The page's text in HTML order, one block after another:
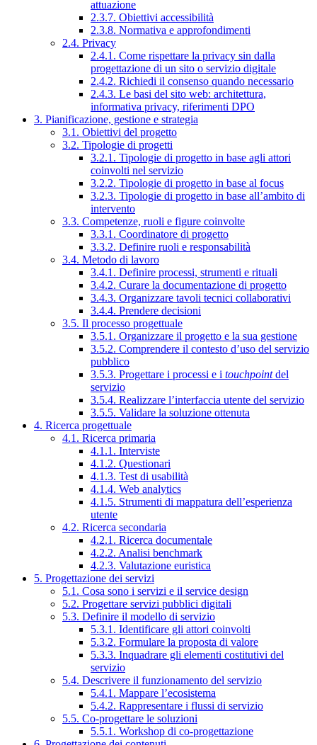
attuazione
2.3.7. Obiettivi accessibilità
2.3.8. Normativa e approfondimenti
2.4. Privacy
2.4.1. Come rispettare la privacy sin dalla
progettazione di un sito o servizio digitale
2.4.2. Richiedi il consenso quando necessario
2.4.3. Le basi del sito web: architettura,
informativa privacy, riferimenti DPO
3. Pianificazione, gestione e strategia
3.1. Obiettivi del progetto
3.2. Tipologie di progetti
3.2.1. Tipologie di progetto in base agli attori
coinvolti nel servizio
3.2.2. Tipologie di progetto in base al focus
3.2.3. Tipologie di progetto in base all’ambito di
intervento
3.3. Competenze, ruoli e figure coinvolte
3.3.1. Coordinatore di progetto
3.3.2. Definire ruoli e responsabilità
3.4. Metodo di lavoro
3.4.1. Definire processi, strumenti e rituali
3.4.2. Curare la documentazione di progetto
3.4.3. Organizzare tavoli tecnici collaborativi
3.4.4. Prendere decisioni
3.5. Il processo progettuale
3.5.1. Organizzare il progetto e la sua gestione
3.5.2. Comprendere il contesto d’uso del servizio
pubblico
3.5.3. Progettare i processi e i touchpointdel
servizio
3.5.4. Realizzare l’interfaccia utente del servizio
3.5.5. Validare la soluzione ottenuta
4. Ricerca progettuale
4.1. Ricerca primaria
4.1.1. Interviste
4.1.2. Questionari
4.1.3. Test di usabilità
4.1.4. Web analytics
4.1.5. Strumenti di mappatura dell’esperienza
utente
4.2. Ricerca secondaria
4.2.1. Ricerca documentale
4.2.2. Analisi benchmark
4.2.3. Valutazione euristica
5. Progettazione dei servizi
5.1. Cosa sono i servizi e il service design
5.2. Progettare servizi pubblici digitali
5.3. Definire il modello di servizio
5.3.1. Identificare gli attori coinvolti
5.3.2. Formulare la proposta di valore
5.3.3. Inquadrare gli elementi costitutivi del
servizio
5.4. Descrivere il funzionamento del servizio
5.4.1. Mappare l’ecosistema
5.4.2. Rappresentare i flussi di servizio
5.5. Co-progettare le soluzioni
5.5.1. Workshop di co-progettazione